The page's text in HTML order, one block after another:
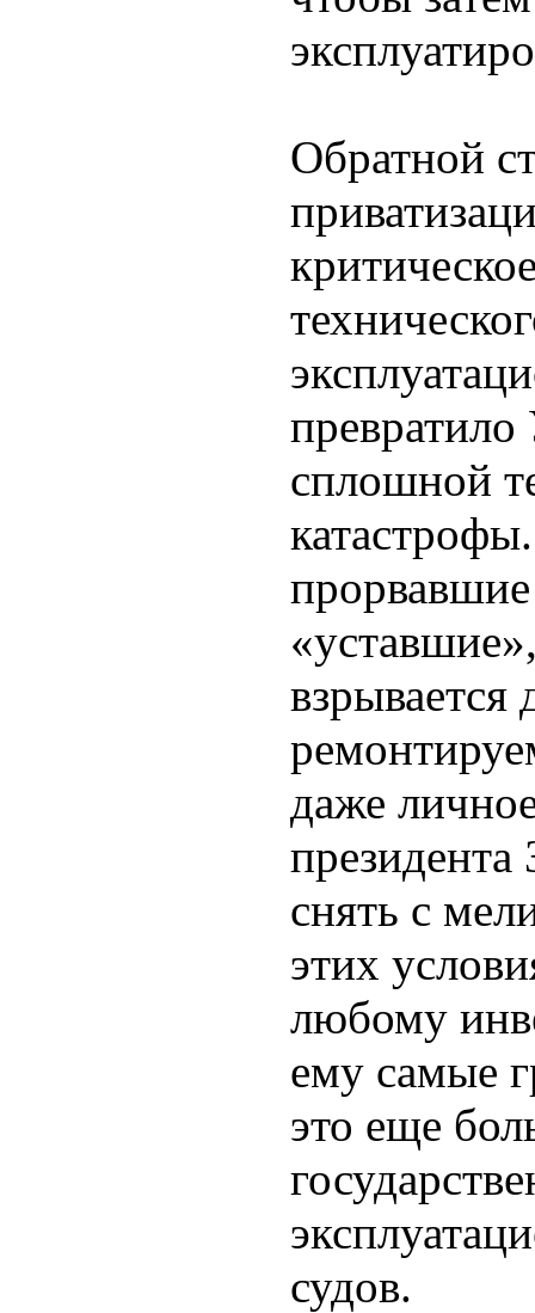
Обратной
сплошной
взрывается
даже
президента
снять с
этих
любому
ему самые
это еще
судов.